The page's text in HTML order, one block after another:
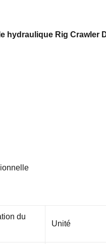
hydraulique Rig Crawler
du
Unité